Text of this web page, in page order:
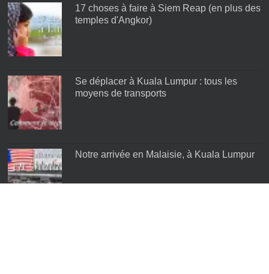
17 choses à faire à Siem Reap (en plus des
temples d'Angkor)
Se déplacer à Kuala Lumpur : tous les
moyens de transports
Notre arrivée en Malaisie, à Kuala Lumpur